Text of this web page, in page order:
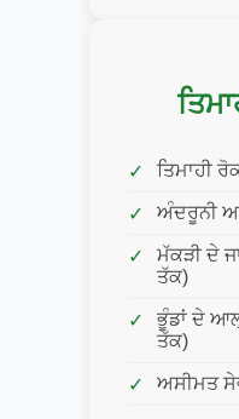
ਤਿਮਾਹੀ
ਅੰਦਰੂਨੀ
ਮੱਕੜੀ ਦੇ
ਤੱਕ)
ਭੂੰਡਾਂ ਦੇ
ਤੱਕ)
ਅਸੀਮਤ